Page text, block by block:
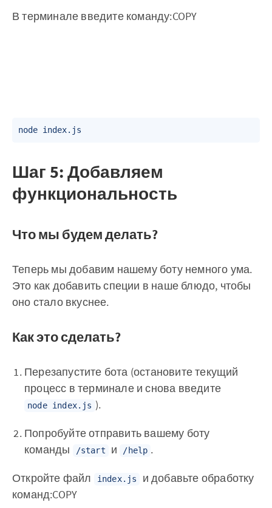
В терминале введите команду:COPY
Шаг 5: Добавляем
функциональность
Что мы будем делать?
Теперь мы добавим нашему боту немного ума.
Это как добавить специи в наше блюдо, чтобы
оно стало вкуснее.
Как это сделать?
Перезапустите бота (остановите текущий
процесс в терминале и снова введите
node index.js ).
Попробуйте отправить вашему боту
команды
/start и /help .
Откройте файл index.js
и добавьте обработку
команд:COPY